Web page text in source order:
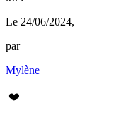
Le 24/06/2024,
par
Mylène
❤️